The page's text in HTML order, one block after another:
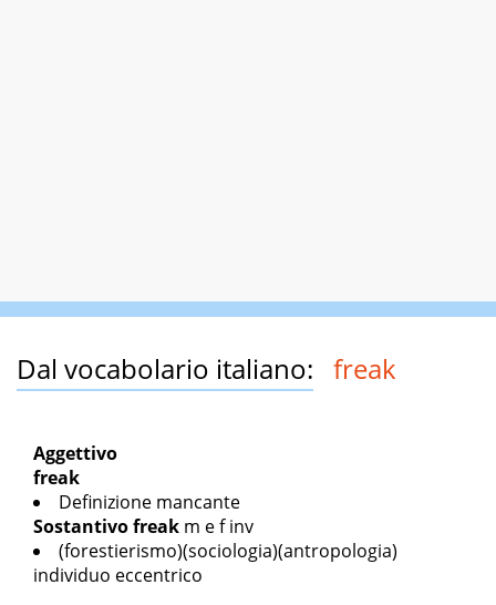
Dal vocabolario italiano: freak
Aggettivo
freak
Definizione mancante
Sostantivofreak m ef inv
(forestierismo)(sociologia)(antropologia)
individuo eccentrico